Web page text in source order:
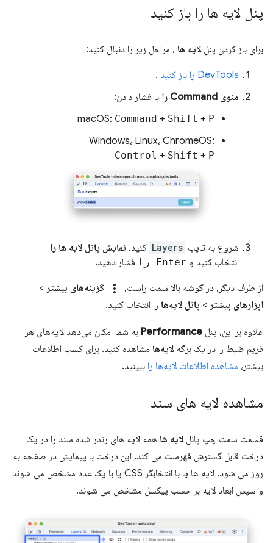
پنل لایه ها را باز کنید
برای باز کردن پنللایه ها ، مراحل زیر را دنبال کنید:
DevTools را باز کنید
.
منوی Command را
با فشار دادن:
macOS: Command + Shift + P
Windows، Linux، ChromeOS:
Control + Shift + P
شروع به تایپ Layers کنید، نمایش پانل لایه ها را
انتخاب کنید و Enter را فشار دهید.
از طرف دیگر، در گوشه بالا سمت راست، more_vert گزینه‌های بیشتر >
ابزارهای بیشتر > پانل لایه‌ها را انتخاب کنید.
علاوه بر این، پنل Performance به شما امکان می‌دهد لایه‌های هر
فریم ضبط را در یک برگهلایه‌ها مشاهده کنید. برای کسب اطلاعات
بیشتر، مشاهده اطلاعات لایه‌ها را ببینید.
مشاهده لایه های سند
قسمت سمت چپ پانللایه ها همه لایه های رندر شده سند را در یک
درخت قابل گسترش فهرست می کند. این درخت با پیمایش در صفحه به
روز می شود. لایه ها یا با انتخابگر CSS یا با یک عدد مشخص می شوند
و سپس ابعاد لایه بر حسب پیکسل مشخص می شوند.